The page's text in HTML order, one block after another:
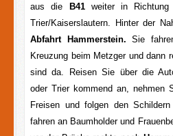
aus die B41 weiter in Richtung
Trier/Kaiserslautern. Hinter der
Abfahrt Hammerstein. Sie
Kreuzung beim Metzger und dann
sind da. Reisen Sie über die
oder Trier kommend an, nehmen
Freisen und folgen den
fahren an Baumholder und